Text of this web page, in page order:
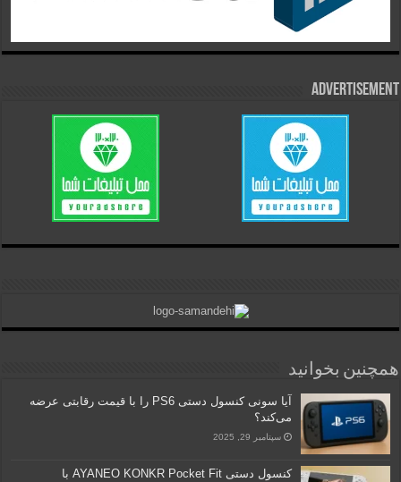
Advertisement
همچنین بخوانید
آیا سونی کنسول دستی PS6 را با قیمت رقابتی عرضه
می‌کند؟
سپتامبر 29, 2025
کنسول دستی AYANEO KONKR Pocket Fit با